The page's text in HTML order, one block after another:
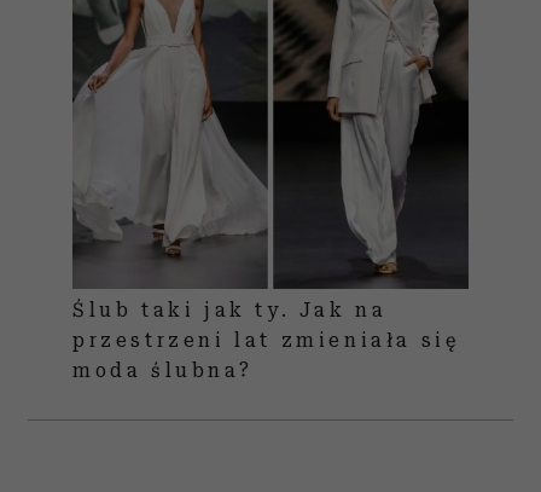
Ślub taki jak ty. Jak na
przestrzeni lat zmieniała się
moda ślubna?